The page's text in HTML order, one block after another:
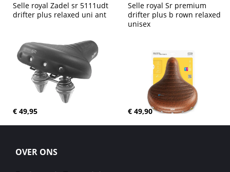
Selle royal Zadel sr 5111udt
drifter plus relaxed uni ant
€ 49,95
Selle royal Sr premium
drifter plus b rown relaxed
unisex
€ 49,90
OVER ONS